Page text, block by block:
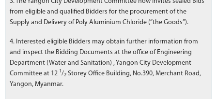
from eligible and qualified Bidders for the procurement of the
Supply and Delivery of Poly Aluminium Chloride (“the Goods”).
4. Interested eligible Bidders may obtain further information from
and inspect the Bidding Documents at the office of Engineering
Department (Water and Sanitation) , Yangon City Development
Committee at 12 1/2Storey Office Building, No.390, Merchant Road,
Yangon, Myanmar.